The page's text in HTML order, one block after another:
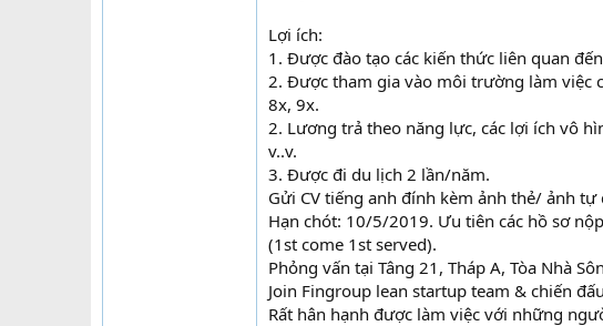
Lợi ích:
1. Được đào tạo các kiến thức liên quan
2. Được tham gia vào môi trường làm việc
8x, 9x.
2. Lương trả theo năng lực, các lợi ích vô
v..v.
3. Được đi du lịch 2 lần/năm.
Gửi CV tiếng anh đính kèm ảnh thẻ/ ảnh
Hạn chót: 10/5/2019. Ưu tiên các hồ sơ
(1st come 1st served).
Phỏng vấn tại Tâng 21, Tháp A, Tòa Nhà
Join Fingroup lean startup team & chiến
Rất hân hạnh được làm việc với những